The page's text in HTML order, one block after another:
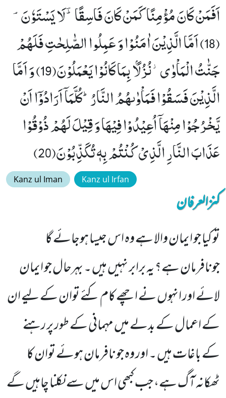
اَفَمَنْ كَانَ مُؤْمِنًا كَمَنْ كَانَ فَاسِقًا ﳳ-لَا یَسْتَوٗنَؐ
(18) اَمَّا الَّذِیْنَ اٰمَنُوْا وَ عَمِلُوا الصّٰلِحٰتِ فَلَهُمْ
جَنّٰتُ الْمَاْوٰى٘-نُزُلًۢا بِمَا كَانُوْا یَعْمَلُوْنَ(19) وَ اَمَّا
الَّذِیْنَ فَسَقُوْا فَمَاْوٰىهُمُ النَّارُؕ-كُلَّمَاۤ اَرَادُوْۤا اَنْ
یَّخْرُجُوْا مِنْهَاۤ اُعِیْدُوْا فِیْهَا وَ قِیْلَ لَهُمْ ذُوْقُوْا
عَذَابَ النَّارِ الَّذِیْ كُنْتُمْ بِهٖ تُكَذِّبُوْنَ(20)
Kanz ul Iman Kanz ul Irfan
کنزالعرفان
تو کیا جو ایمان والا ہے وہ اس جیسا ہوجائے گا
جونافرمان ہے؟ یہ برابر نہیں ہیں ۔ بہرحال جو ایمان
لائے اور انہوں نے اچھے کام کئے توان کے لیے ان
کے اعمال کے بدلے میں مہمانی کے طور پر رہنے
کے باغات ہیں ۔ اور وہ جو نافرمان ہوئے توان کا
ٹھکانہ آ گ ہے، جب کبھی اس میں سے نکلنا چاہیں گے